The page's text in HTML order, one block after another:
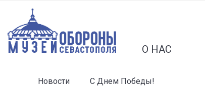
О НАС
Новости С Днем Победы!